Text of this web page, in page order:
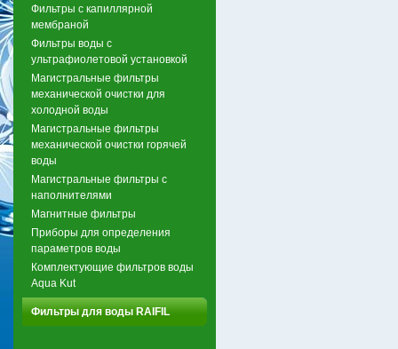
Фильтры с капиллярной
мембраной
Фильтры воды с
ультрафиолетовой установкой
Магистральные фильтры
механической очистки для
холодной воды
Магистральные фильтры
механической очистки горячей
воды
Магистральные фильтры с
наполнителями
Магнитные фильтры
Приборы для определения
параметров воды
Комплектующие фильтров воды
Aqua Kut
Фильтры для воды RAIFIL